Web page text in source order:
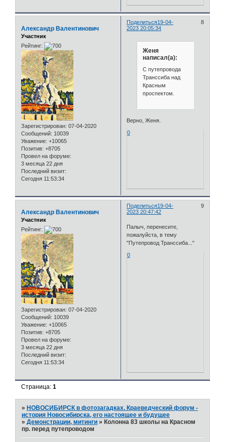
Поделиться 8
19-04-
2023 20:05:34
Александр Валентинович
Участник
Рейтинг:
Зарегистрирован: 07-04-2020
Сообщений: 10039
Уважение: +10065
Позитив: +8705
Провел на форуме:
3 месяца 22 дня
Последний визит:
Сегодня 11:53:34
Женя
написал(а):
С путепровода
Транссиба над
Красным
проспектом.
Верно, Женя.
0
Поделиться 9
19-04-
2023 20:47:42
Александр Валентинович
Участник
Рейтинг:
Зарегистрирован: 07-04-2020
Сообщений: 10039
Уважение: +10065
Позитив: +8705
Провел на форуме:
3 месяца 22 дня
Последний визит:
Сегодня 11:53:34
Палыч, перенесите,
пожалуйста, в тему
"Путепровод Транссиба..."
0
Страница:1
» НОВОСИБИРСК в фотозагадках. Краеведческий форум -
история Новосибирска, его настоящее и будущее
»Демонстрации, митинги » Колонна 83 школы на Красном
пр. перед путепроводом